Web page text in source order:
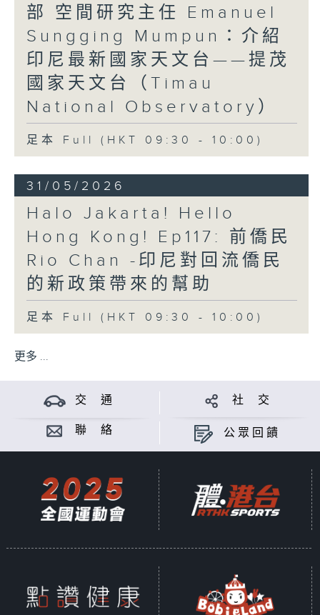
部 空間研究主任 Emanuel
Sungging Mumpun：介紹
印尼最新國家天文台——提茂
國家天文台（Timau
National Observatory）
足本 Full (HKT 09:30 - 10:00)
31/05/2026
Halo Jakarta! Hello
Hong Kong! Ep117: 前僑民
Rio Chan -印尼對回流僑民
的新政策帶來的幫助
足本 Full (HKT 09:30 - 10:00)
更多 ...
交 通 社 交
聯 絡 公眾回饋